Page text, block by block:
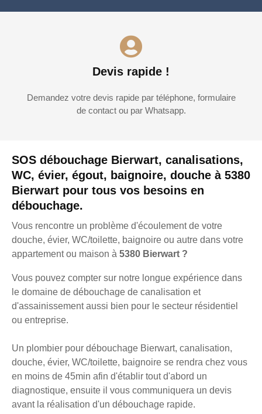
SOS débouchage Bierwart, canalisations,
WC, évier, égout, baignoire, douche à 5380
Bierwart pour tous vos besoins en
débouchage.
Vous rencontre un problème d'écoulement de votre
douche, évier, WC/toilette, baignoire ou autre dans votre
appartement ou maison à 5380 Bierwart ?
Vous pouvez compter sur notre longue expérience dans
le domaine de débouchage de canalisation et
d'assainissement aussi bien pour le secteur résidentiel
ou entreprise.
Un plombier pour débouchage Bierwart, canalisation,
douche, évier, WC/toilette, baignoire se rendra chez vous
en moins de 45min afin d'établir tout d'abord un
diagnostique, ensuite il vous communiquera un devis
avant la réalisation d'un débouchage rapide.
Devis rapide !
Demandez votre devis rapide par téléphone, formulaire
de contact ou par Whatsapp.